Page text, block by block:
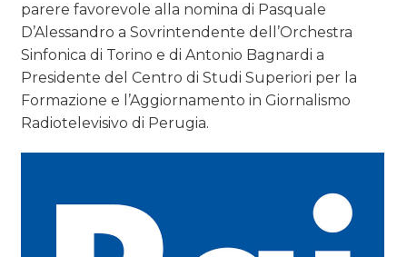
parere favorevole alla nomina di Pasquale
D’Alessandro a Sovrintendente dell’Orchestra
Sinfonica di Torino e di Antonio Bagnardi a
Presidente del Centro di Studi Superiori per la
Formazione e l’Aggiornamento in Giornalismo
Radiotelevisivo di Perugia.